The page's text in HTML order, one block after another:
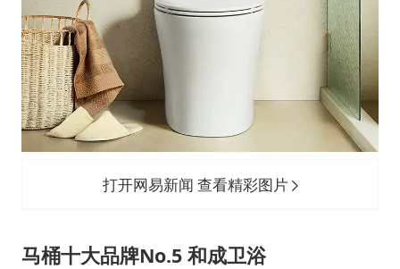
打开网易新闻 查看精彩图片
马桶十大品牌No.5 和成卫浴